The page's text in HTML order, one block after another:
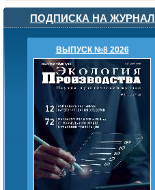
ПОДПИСКА НА ЖУРНАЛ
ВЫПУСК №8 2026